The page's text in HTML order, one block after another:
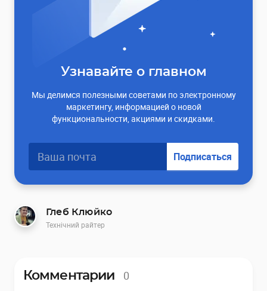
Узнавайте о главном
Мы делимся полезными советами по электронному
маркетингу, информацией о новой
функциональности, акциями и скидками.
Подписаться
Глеб Клюйко
Технічний райтер
Комментарии 0